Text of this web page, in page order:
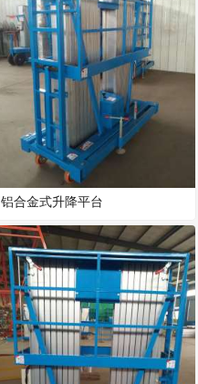
铝合金式升降平台